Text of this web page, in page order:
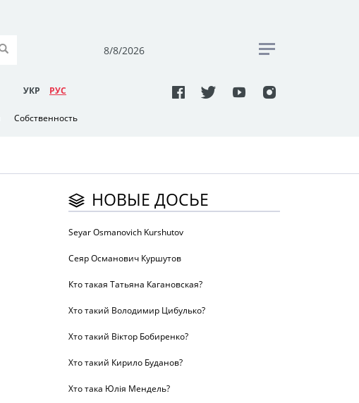
8/8/2026
УКР РУC
Собственность
НОВЫЕ ДОСЬЕ
Seyar Osmanovich Kurshutov
Сеяр Османович Куршутов
Кто такая Татьяна Кагановская?
Хто такий Володимир Цибулько?
Хто такий Віктор Бобиренко?
Хто такий Кирило Буданов?
Хто така Юлія Мендель?